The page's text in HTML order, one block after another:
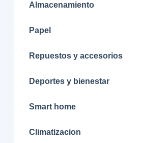
Almacenamiento
Papel
Repuestos y accesorios
Deportes y bienestar
Smart home
Climatizacion